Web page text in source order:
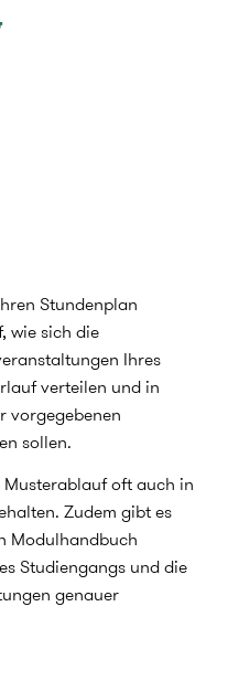
Stundenplan
wie sich die
Ihres
verteilen und in
vorgegebenen
sollen.
Musterablauf oft auch in
Zudem gibt es
Modulhandbuch
Studiengangs und die
genauer